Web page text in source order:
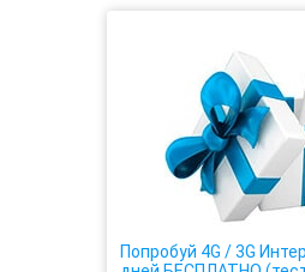
Попробуй 4G / 3G